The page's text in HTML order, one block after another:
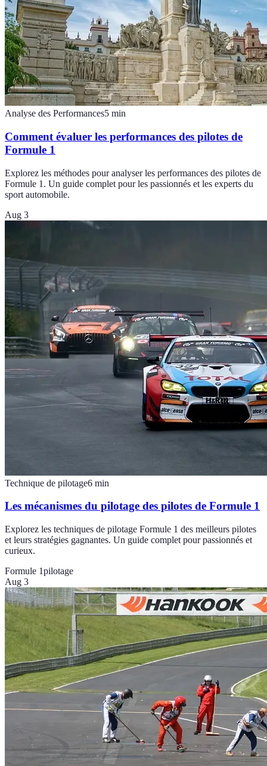
Analyse des Performances5 min
Comment évaluer les performances des pilotes de
Formule 1
Explorez les méthodes pour analyser les performances des pilotes de
Formule 1. Un guide complet pour les passionnés et les experts du
sport automobile.
Aug 3
Technique de pilotage6 min
Les mécanismes du pilotage des pilotes de Formule 1
Explorez les techniques de pilotage Formule 1 des meilleurs pilotes
et leurs stratégies gagnantes. Un guide complet pour passionnés et
curieux.
Formule 1pilotage
Aug 3